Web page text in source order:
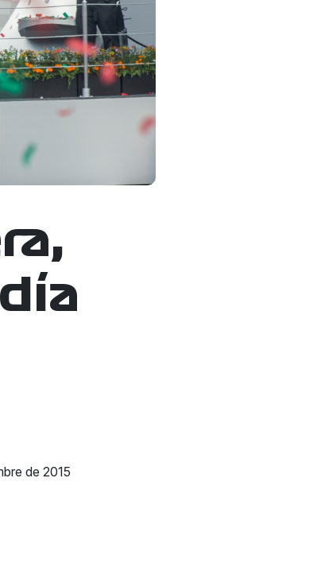
de 2015